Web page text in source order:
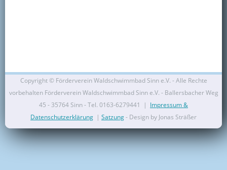
Copyright © Förderverein Waldschwimmbad Sinn e.V. - Alle Rechte
vorbehalten Förderverein Waldschwimmbad Sinn e.V. - Ballersbacher Weg
45 - 35764 Sinn - Tel. 0163-6279441 | Impressum &
Datenschutzerklärung | Satzung- Design by Jonas Sträßer